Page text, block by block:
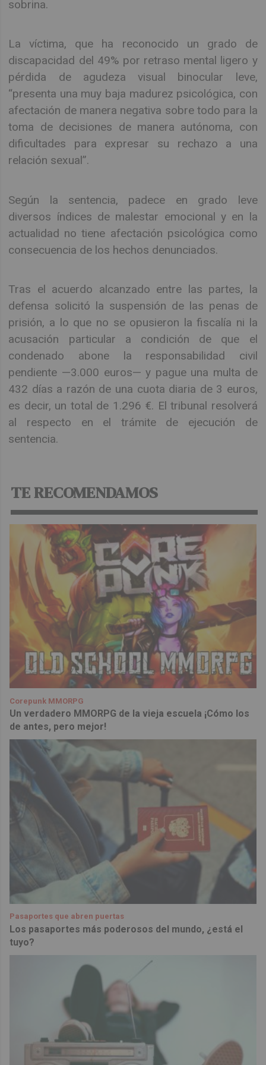
sobrina.
La víctima, que ha reconocido un grado de
discapacidad del 49% por retraso mental ligero y
pérdida de agudeza visual binocular leve,
“presenta una muy baja madurez psicológica, con
afectación de manera negativa sobre todo para la
toma de decisiones de manera autónoma, con
dificultades para expresar su rechazo a una
relación sexual”.
Según la sentencia, padece en grado leve
diversos índices de malestar emocional y en la
actualidad no tiene afectación psicológica como
consecuencia de los hechos denunciados.
Tras el acuerdo alcanzado entre las partes, la
defensa solicitó la suspensión de las penas de
prisión, a lo que no se opusieron la fiscalía ni la
acusación particular a condición de que el
condenado abone la responsabilidad civil
pendiente —3.000 euros— y pague una multa de
432 días a razón de una cuota diaria de 3 euros,
es decir, un total de 1.296 €. El tribunal resolverá
al respecto en el trámite de ejecución de
sentencia.
TE RECOMENDAMOS
Corepunk MMORPG
Un verdadero MMORPG de la vieja escuela ¡Cómo los
de antes, pero mejor!
Pasaportes que abren puertas
Los pasaportes más poderosos del mundo, ¿está el
tuyo?